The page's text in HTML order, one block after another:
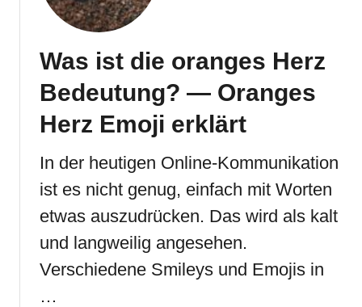
Was ist die oranges Herz
Bedeutung? — Oranges
Herz Emoji erklärt
In der heutigen Online-Kommunikation
ist es nicht genug, einfach mit Worten
etwas auszudrücken. Das wird als kalt
und langweilig angesehen.
Verschiedene Smileys und Emojis in
…